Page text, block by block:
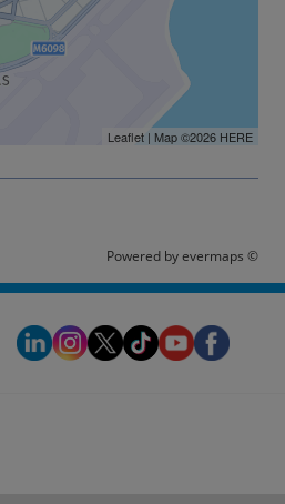
Leaflet| Map ©2026 HERE
Powered byevermaps ©